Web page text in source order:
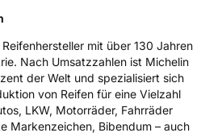
mit über 130 Jahren
Nach Umsatzzahlen ist Michelin
der Welt und spezialisiert sich
von Reifen für eine Vielzahl
LKW, Motorräder, Fahrräder
Markenzeichen, Bibendum – auch